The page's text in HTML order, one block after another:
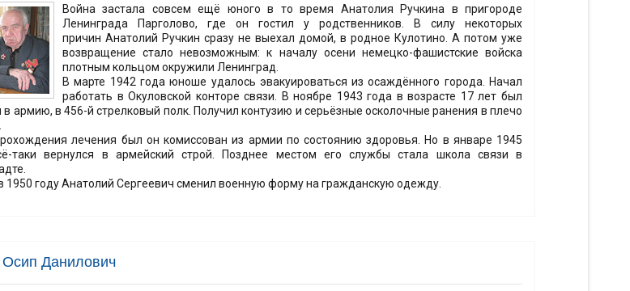
Война застала совсем ещё юного в то время Анатолия Ручкина в пригороде
Ленинграда Парголово, где он гостил у родственников. В силу некоторых
причин Анатолий Ручкин сразу не выехал домой, в родное Кулотино. А потом уже
возвращение стало невозможным: к началу осени немецко-фашистские войска
плотным кольцом окружили Ленинград.
В марте 1942 года юноше удалось эвакуироваться из осаждённого города. Начал
работать в Окуловской конторе связи. В ноябре 1943 года в возрасте 17 лет был
в армию, в 456-й стрелковый полк. Получил контузию и серьёзные осколочные ранения в плечо
лечения был он комиссован из армии по состоянию здоровья. Но в январе 1945
таки вернулся в армейский строй. Позднее местом его службы стала школа связи в
1950 году Анатолий Сергеевич сменил военную форму на гражданскую одежду.
Осип Данилович